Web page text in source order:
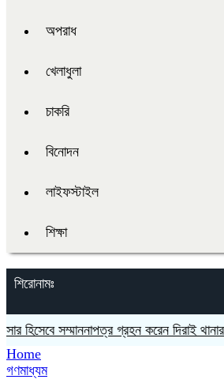
অপরাধ
খেলাধুলা
চাকরি
বিনোদন
লাইফস্টাইল
শিক্ষা
শিরোনামঃ
হিসেবে সম্মাননাপত্র গ্রহন করেন দিরাই থানার
Home
গণমাধ্যম